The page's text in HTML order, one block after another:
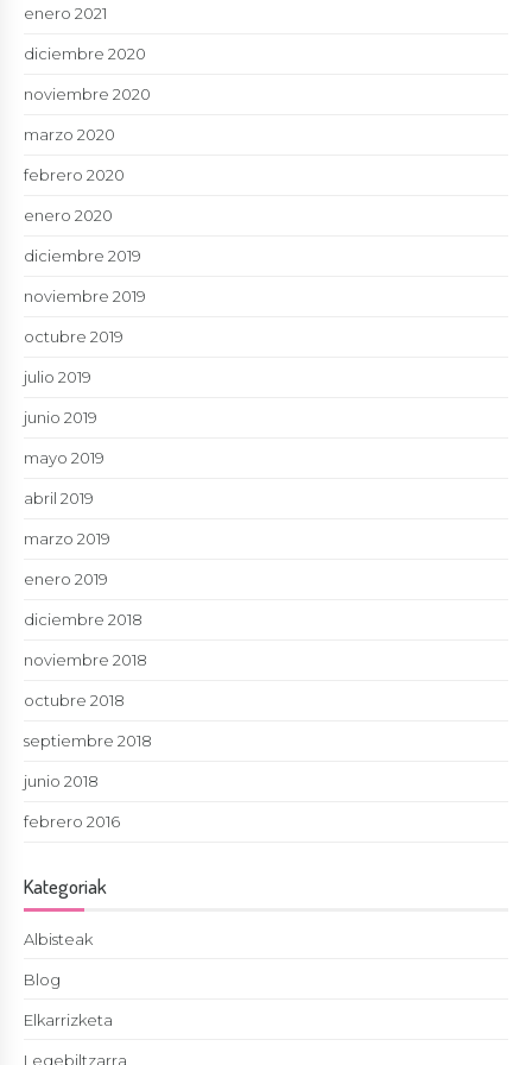
enero 2021
diciembre 2020
noviembre 2020
marzo 2020
febrero 2020
enero 2020
diciembre 2019
noviembre 2019
octubre 2019
julio 2019
junio 2019
mayo 2019
abril 2019
marzo 2019
enero 2019
diciembre 2018
noviembre 2018
octubre 2018
septiembre 2018
junio 2018
febrero 2016
Kategoriak
Albisteak
Blog
Elkarrizketa
Legebiltzarra